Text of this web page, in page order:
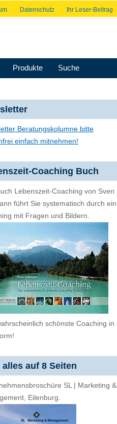
Datenschutz Ihr Leser-Beitrag
Produkte Suche
Beratungskolumne bitte
einfach mitnehmen!
Coaching Buch
Lebenszeit-Coaching von Sven
führt Sie systematisch durch ein
mit Fragen und Bildern.
schönste Coaching in
alles auf 8 Seiten
SL | Marketing &
Eilenburg.